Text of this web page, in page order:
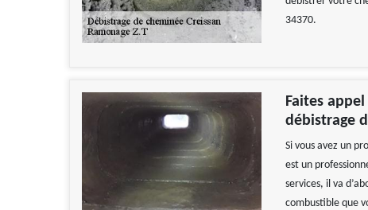
34370.
Faites
débistrage
Si vous avez un
est un
services, il va
combustible que